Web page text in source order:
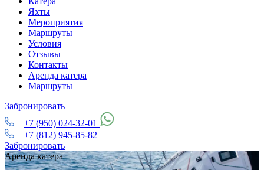
Яхты
Мероприятия
Маршруты
Условия
Отзывы
Контакты
Аренда катера
Маршруты
Забронировать
+7 (950) 024-32-01
+7 (812) 945-85-82
Забронировать
Аренда катера